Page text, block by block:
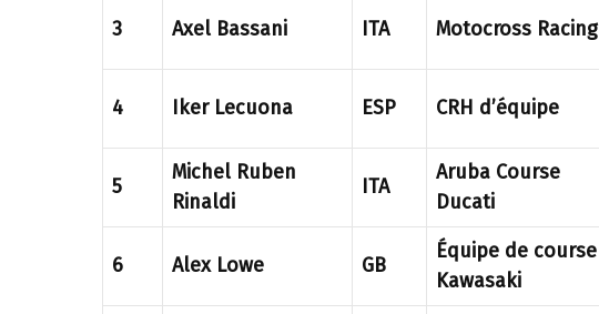
3 Axel Bassani ITA Motocross Racing
4 Iker Lecuona ESP CRH d’équipe
5
Michel Ruben
Rinaldi
ITA
Aruba Course
Ducati
6 Alex Lowe GB
Équipe de course
Kawasaki